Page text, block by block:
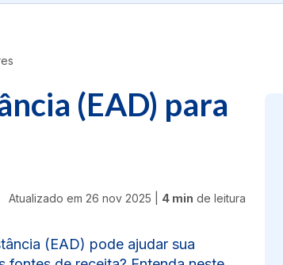
(EAD) para
Atualizado em 26 nov 2025 4 min de leitura
(EAD) pode ajudar sua